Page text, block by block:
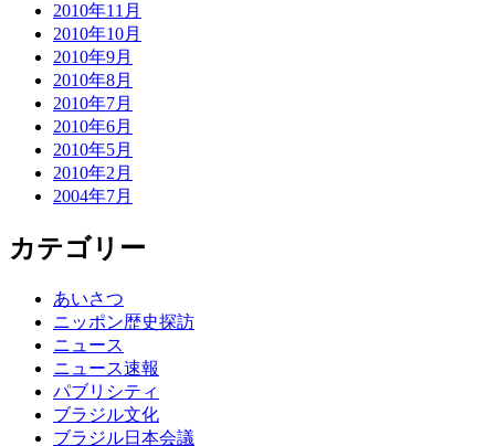
2010年11月
2010年10月
2010年9月
2010年8月
2010年7月
2010年6月
2010年5月
2010年2月
2004年7月
カテゴリー
あいさつ
ニッポン歴史探訪
ニュース
ニュース速報
パブリシティ
ブラジル文化
ブラジル日本会議